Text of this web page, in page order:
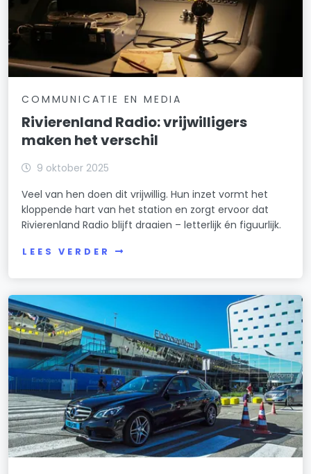
COMMUNICATIE EN MEDIA
Rivierenland Radio: vrijwilligers
maken het verschil
9 oktober 2025
Veel van hen doen dit vrijwillig. Hun inzet vormt het
kloppende hart van het station en zorgt ervoor dat
Rivierenland Radio blijft draaien – letterlijk én figuurlijk.
LEES VERDER